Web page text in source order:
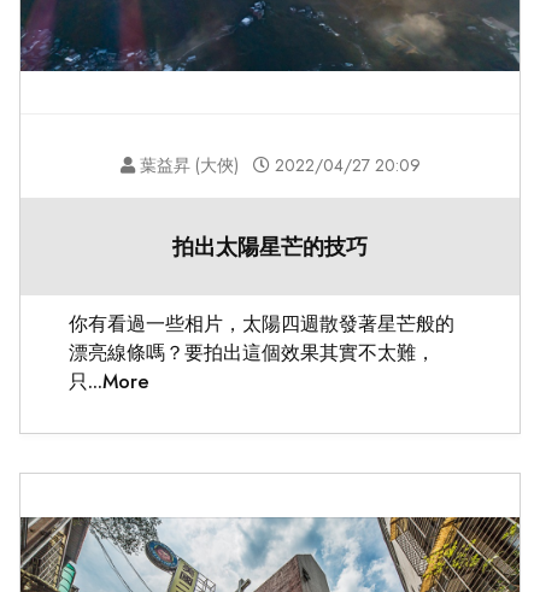
葉益昇 (大俠) 2022/04/27 20:09
拍出太陽星芒的技巧
你有看過一些相片，太陽四週散發著星芒般的
漂亮線條嗎？要拍出這個效果其實不太難，
只...More